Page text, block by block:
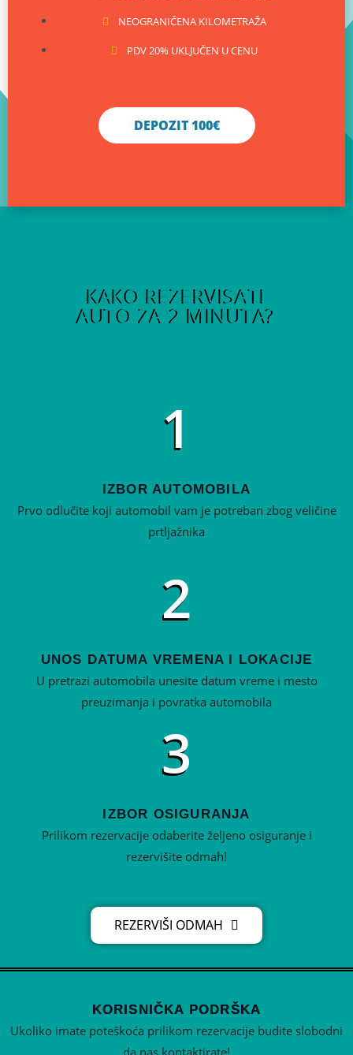
NEOGRANIČENA KILOMETRAŽA
PDV 20% UKLJUČEN U CENU
DEPOZIT 100€
KAKO REZERVISATI
AUTO ZA 2 MINUTA?
1
IZBOR AUTOMOBILA
Prvo odlučite koji automobil vam je potreban zbog veličine
prtljažnika
2
UNOS DATUMA VREMENA I LOKACIJE
U pretrazi automobila unesite datum vreme i mesto
preuzimanja i povratka automobila
3
IZBOR OSIGURANJA
Prilikom rezervacije odaberite željeno osiguranje i
rezervišite odmah!
REZERVIŠI ODMAH
KORISNIČKA PODRŠKA
Ukoliko imate poteškoća prilikom rezervacije budite slobodni
da nas kontaktirate!